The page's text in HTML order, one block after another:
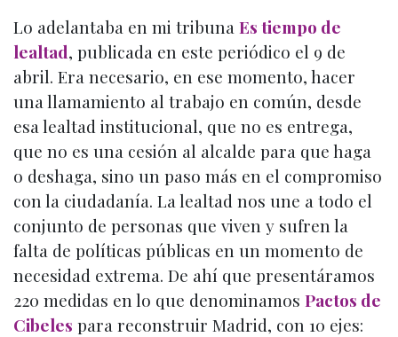
Lo adelantaba en mi tribuna Es tiempo de
lealtad, publicada en este periódico el 9 de
abril. Era necesario, en ese momento, hacer
una llamamiento al trabajo en común, desde
esa lealtad institucional, que no es entrega,
que no es una cesión al alcalde para que haga
o deshaga, sino un paso más en el compromiso
con la ciudadanía. La lealtad nos une a todo el
conjunto de personas que viven y sufren la
falta de políticas públicas en un momento de
necesidad extrema. De ahí que presentáramos
220 medidas en lo que denominamos Pactos de
Cibeles para reconstruir Madrid, con 10 ejes: